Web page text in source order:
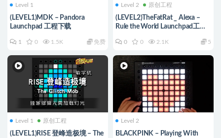
Level 1
(LEVEL1)MDK – Pandora
Launchpad 工程下载
1 0 1.5K 免费
Level 2 原创工程
(LEVEL2)TheFatRat _ Alexa –
Rule the World Launchpad工程
0 0 2.1K 5
Level 1 原创工程
(LEVEL1)RISE 登峰造极境 – The
Level 2
BLACKPINK – Playing With